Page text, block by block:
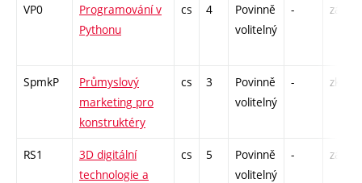
VP0
Programování v
Pythonu
cs 4
Povinně
volitelný
- zá,zk
SpmkP
Průmyslový
marketing pro
konstruktéry
cs 3
Povinně
volitelný
- zk
RS1
3D digitální
technologie a
cs 5
Povinně
volitelný
- zá,zk